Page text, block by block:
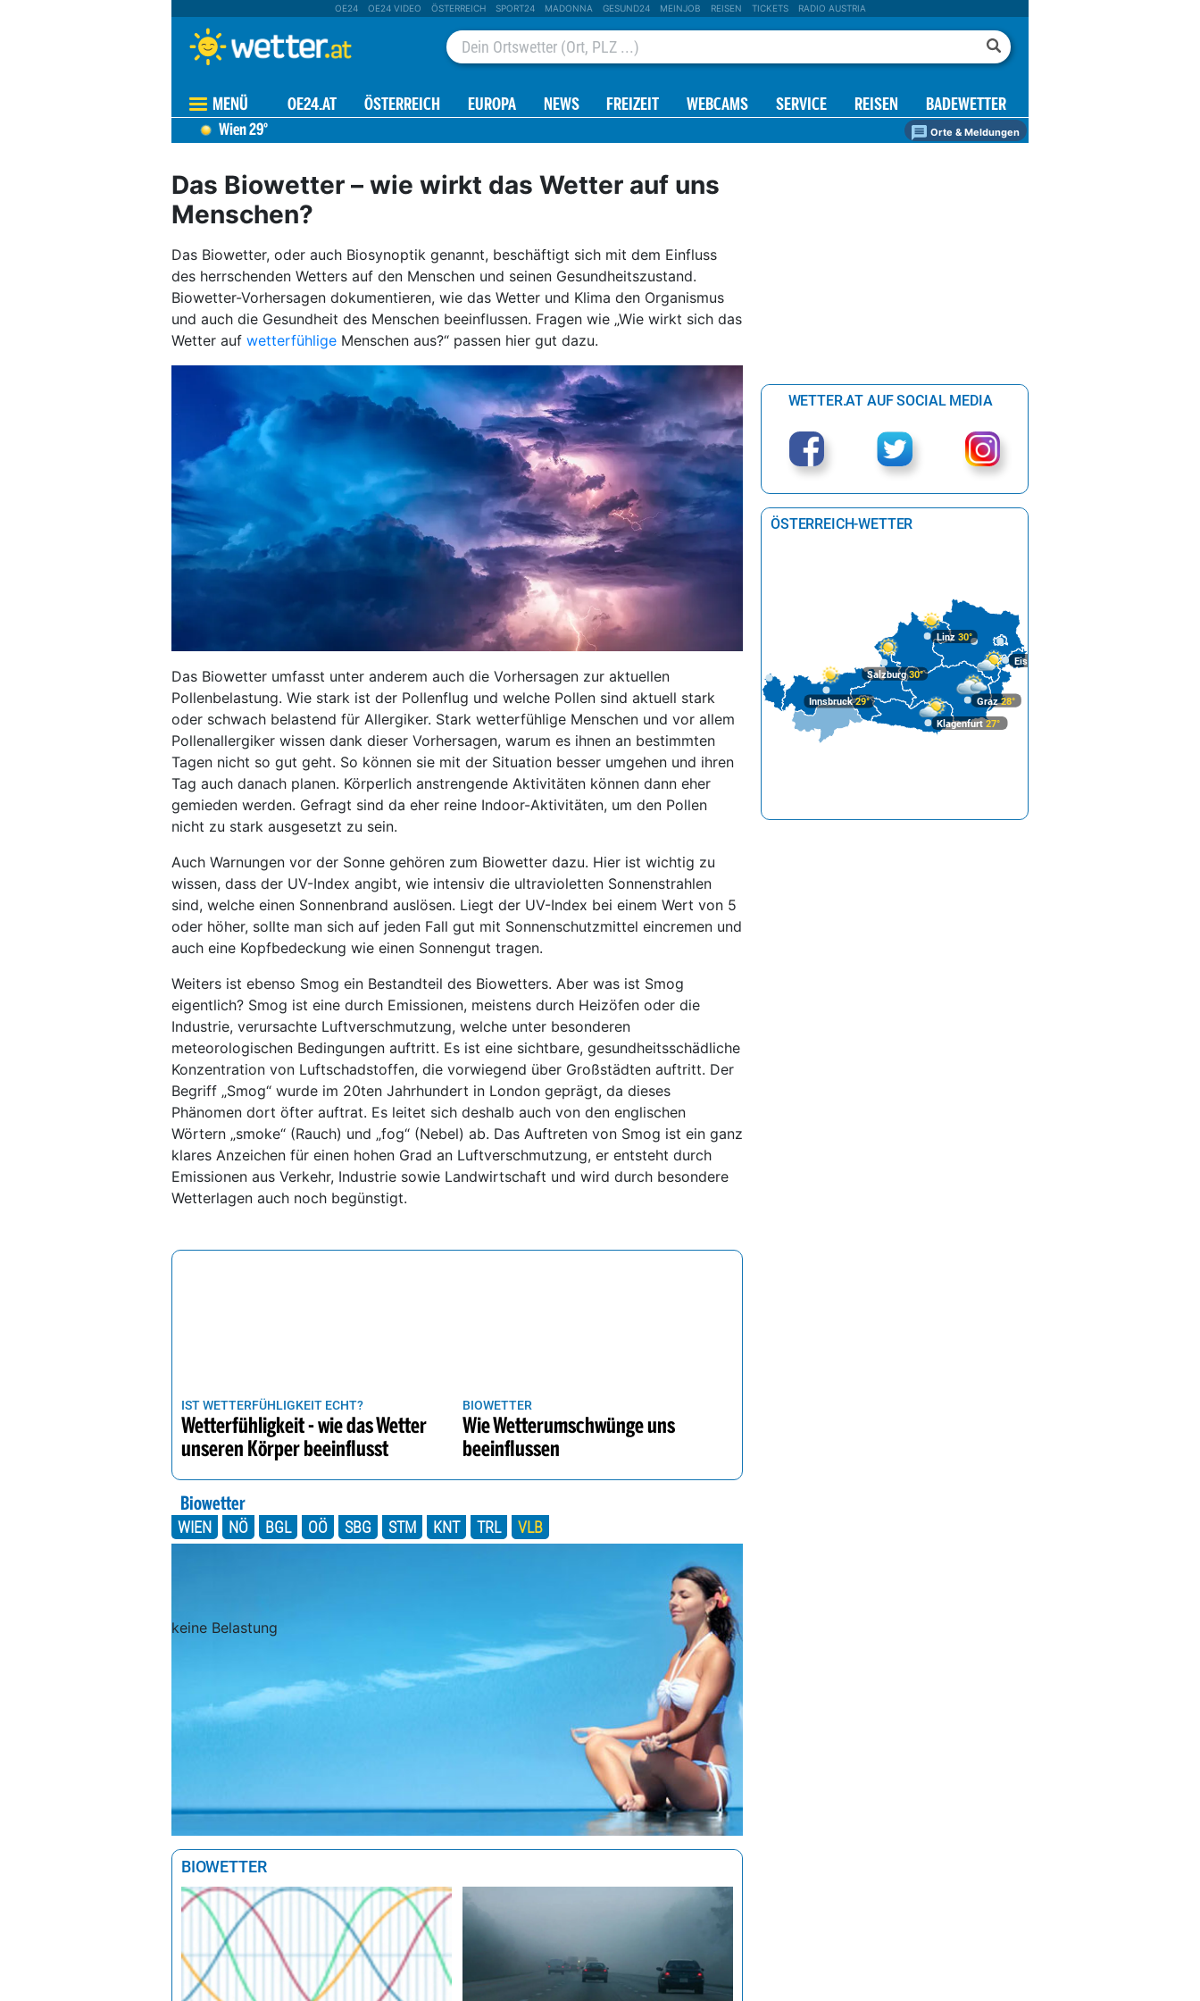
OE24 OE24 VIDEO ÖSTERREICH SPORT24 MADONNA GESUND24 MEINJOB REISEN TICKETS RADIO AUSTRIA
MENÜ OE24.AT ÖSTERREICH EUROPA NEWS FREIZEIT WEBCAMS SERVICE REISEN BADEWETTER
Wien29° Orte & Meldungen
Das Biowetter – wie wirkt das Wetter auf uns
Menschen?
Das Biowetter, oder auch Biosynoptik genannt, beschäftigt sich mit dem Einfluss
des herrschenden Wetters auf den Menschen und seinen Gesundheitszustand.
Biowetter-Vorhersagen dokumentieren, wie das Wetter und Klima den Organismus
und auch die Gesundheit des Menschen beeinflussen. Fragen wie „Wie wirkt sich das
Wetter auf wetterfühlige Menschen aus?“ passen hier gut dazu.
Das Biowetter umfasst unter anderem auch die Vorhersagen zur aktuellen
Pollenbelastung. Wie stark ist der Pollenflug und welche Pollen sind aktuell stark
oder schwach belastend für Allergiker. Stark wetterfühlige Menschen und vor allem
Pollenallergiker wissen dank dieser Vorhersagen, warum es ihnen an bestimmten
Tagen nicht so gut geht. So können sie mit der Situation besser umgehen und ihren
Tag auch danach planen. Körperlich anstrengende Aktivitäten können dann eher
gemieden werden. Gefragt sind da eher reine Indoor-Aktivitäten, um den Pollen
nicht zu stark ausgesetzt zu sein.
Auch Warnungen vor der Sonne gehören zum Biowetter dazu. Hier ist wichtig zu
wissen, dass der UV-Index angibt, wie intensiv die ultravioletten Sonnenstrahlen
sind, welche einen Sonnenbrand auslösen. Liegt der UV-Index bei einem Wert von 5
oder höher, sollte man sich auf jeden Fall gut mit Sonnenschutzmittel eincremen und
auch eine Kopfbedeckung wie einen Sonnengut tragen.
Weiters ist ebenso Smog ein Bestandteil des Biowetters. Aber was ist Smog
eigentlich? Smog ist eine durch Emissionen, meistens durch Heizöfen oder die
Industrie, verursachte Luftverschmutzung, welche unter besonderen
meteorologischen Bedingungen auftritt. Es ist eine sichtbare, gesundheitsschädliche
Konzentration von Luftschadstoffen, die vorwiegend über Großstädten auftritt. Der
Begriff „Smog“ wurde im 20ten Jahrhundert in London geprägt, da dieses
Phänomen dort öfter auftrat. Es leitet sich deshalb auch von den englischen
Wörtern „smoke“ (Rauch) und „fog“ (Nebel) ab. Das Auftreten von Smog ist ein ganz
klares Anzeichen für einen hohen Grad an Luftverschmutzung, er entsteht durch
Emissionen aus Verkehr, Industrie sowie Landwirtschaft und wird durch besondere
Wetterlagen auch noch begünstigt.
IST WETTERFÜHLIGKEIT ECHT?
Wetterfühligkeit - wie das Wetter
unseren Körper beeinflusst
BIOWETTER
Wie Wetterumschwünge uns
beeinflussen
Biowetter
WIEN NÖ BGL OÖ SBG STM KNT TRL VLB
keine Belastung
BIOWETTER
WETTER.AT AUF SOCIAL MEDIA
ÖSTERREICH-WETTER
Linz30°
Graz28°
Klagenfurt 27°
Eisenstadt
Innsbruck29°
Salzburg30°